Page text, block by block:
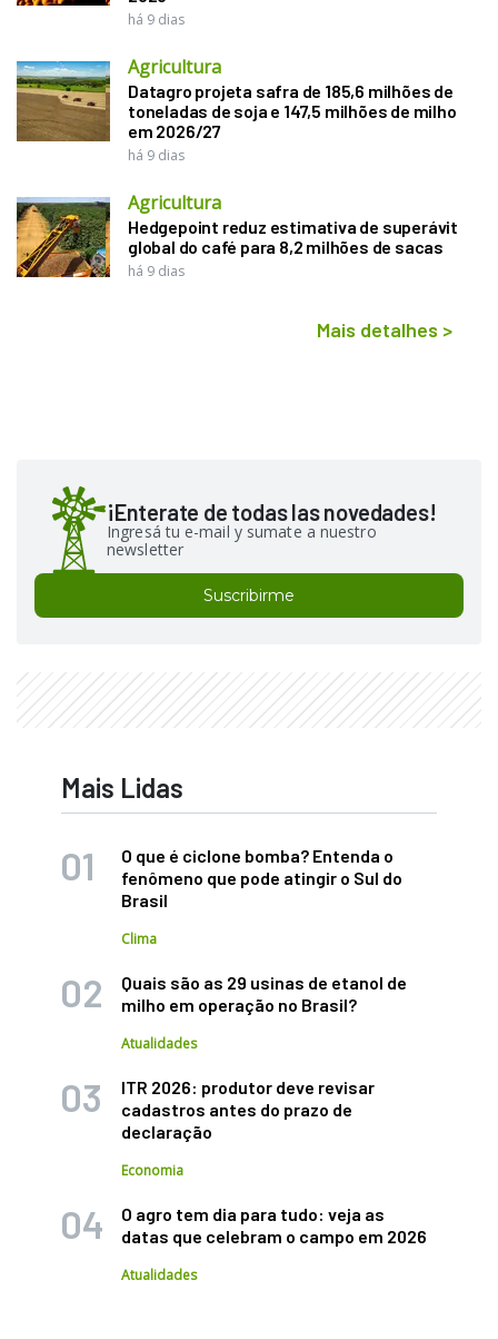
há 9 dias
Agricultura
Datagro projeta safra de 185,6 milhões de
toneladas de soja e 147,5 milhões de milho
em 2026/27
há 9 dias
Agricultura
Hedgepoint reduz estimativa de superávit
global do café para 8,2 milhões de sacas
há 9 dias
Mais detalhes >
¡Enterate de todas las novedades!
Ingresá tu e-mail y sumate a nuestro
newsletter
Suscribirme
Mais Lidas
O que é ciclone bomba? Entenda o
fenômeno que pode atingir o Sul do
Brasil
Clima
Quais são as 29 usinas de etanol de
milho em operação no Brasil?
Atualidades
ITR 2026: produtor deve revisar
cadastros antes do prazo de
declaração
Economia
O agro tem dia para tudo: veja as
datas que celebram o campo em 2026
Atualidades